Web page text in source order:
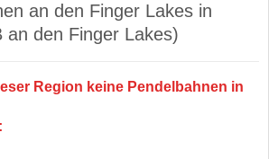
an den Finger Lakes in
an den Finger Lakes)
Region keine Pendelbahnen in